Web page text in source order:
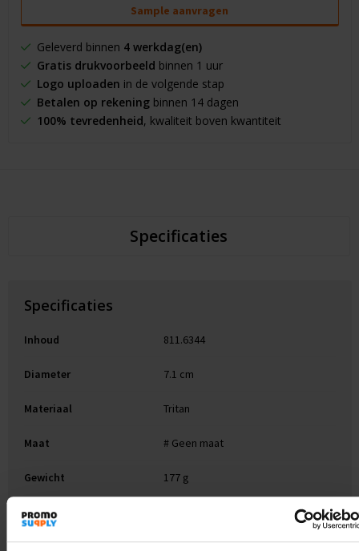
Sample aanvragen
Geleverd binnen 4 werkdag(en)
Gratis drukvoorbeeld binnen 1 uur
Logo uploaden in de volgende stap
Betalen op rekeningbinnen 14 dagen
100% tevredenheid, kwaliteit boven kwantiteit
Specificaties
Specificaties
Inhoud 811.6344
Diameter 7.1 cm
Materiaal Tritan
Maat # Geen maat
Gewicht 177 g
Merk
EAN-code 5407005143384